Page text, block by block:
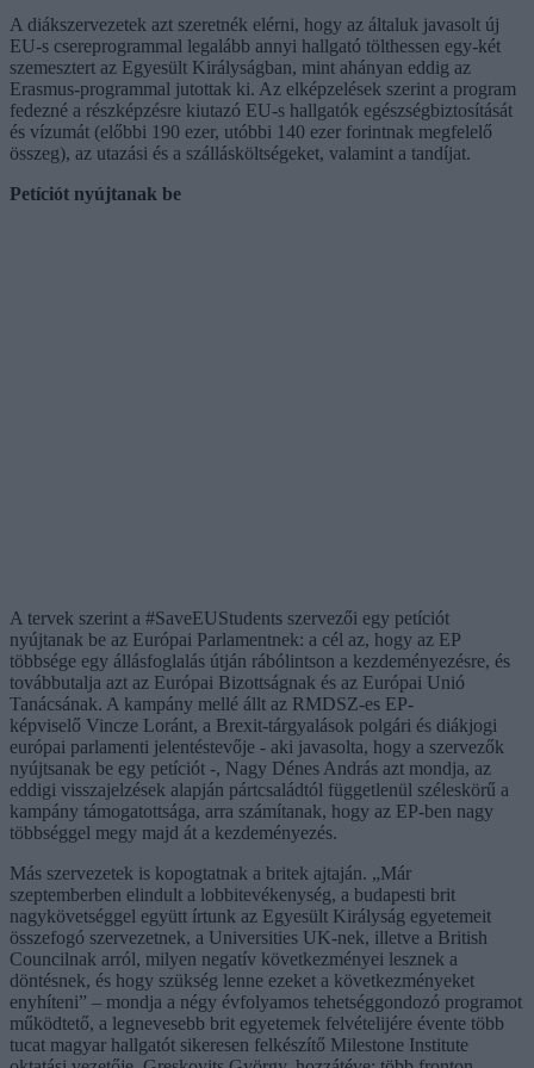
A diákszervezetek azt szeretnék elérni, hogy az általuk javasolt új
EU-s csereprogrammal legalább annyi hallgató tölthessen egy-két
szemesztert az Egyesült Királyságban, mint ahányan eddig az
Erasmus-programmal jutottak ki. Az elképzelések szerint a program
fedezné a részképzésre kiutazó EU-s hallgatók egészségbiztosítását
és vízumát (előbbi 190 ezer, utóbbi 140 ezer forintnak megfelelő
összeg), az utazási és a szállásköltségeket, valamint a tandíjat.
Petíciót nyújtanak be
A tervek szerint a #SaveEUStudents szervezői egy petíciót
nyújtanak be az Európai Parlamentnek: a cél az, hogy az EP
többsége egy állásfoglalás útján rábólintson a kezdeményezésre, és
továbbutalja azt az Európai Bizottságnak és az Európai Unió
Tanácsának. A kampány mellé állt az RMDSZ-es EP-
képviselő Vincze Loránt, a Brexit-tárgyalások polgári és diákjogi
európai parlamenti jelentéstevője - aki javasolta, hogy a szervezők
nyújtsanak be egy petíciót -, Nagy Dénes András azt mondja, az
eddigi visszajelzések alapján pártcsaládtól függetlenül széleskörű a
kampány támogatottsága, arra számítanak, hogy az EP-ben nagy
többséggel megy majd át a kezdeményezés.
Más szervezetek is kopogtatnak a britek ajtaján. „Már
szeptemberben elindult a lobbitevékenység, a budapesti brit
nagykövetséggel együtt írtunk az Egyesült Királyság egyetemeit
összefogó szervezetnek, a Universities UK-nek, illetve a British
Councilnak arról, milyen negatív következményei lesznek a
döntésnek, és hogy szükség lenne ezeket a következményeket
enyhíteni” – mondja a négy évfolyamos tehetséggondozó programot
működtető, a legnevesebb brit egyetemek felvételijére évente több
tucat magyar hallgatót sikeresen felkészítő Milestone Institute